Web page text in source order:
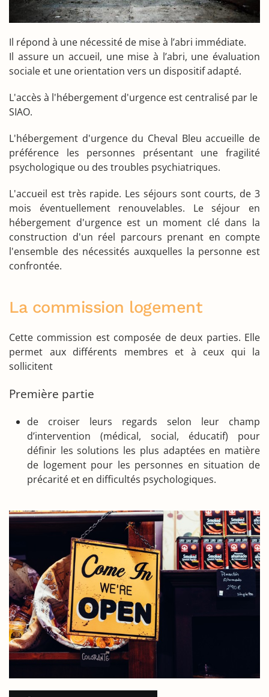
Il répond à une nécessité de mise à l’abri immédiate.
Il assure un accueil, une mise à l’abri, une évaluation
sociale et une orientation vers un dispositif adapté.
L'accès à l'hébergement d'urgence est centralisé par le
SIAO.
L'hébergement d'urgence du Cheval Bleu accueille de
préférence les personnes présentant une fragilité
psychologique ou des troubles psychiatriques.
L'accueil est très rapide. Les séjours sont courts, de 3
mois éventuellement renouvelables. Le séjour en
hébergement d'urgence est un moment clé dans la
construction d'un réel parcours prenant en compte
l'ensemble des nécessités auxquelles la personne est
confrontée.
La commission logement
Cette commission est composée de deux parties. Elle
permet aux différents membres et à ceux qui la
sollicitent
Première partie
de croiser leurs regards selon leur champ
d’intervention (médical, social, éducatif) pour
définir les solutions les plus adaptées en matière
de logement pour les personnes en situation de
précarité et en difficultés psychologiques.